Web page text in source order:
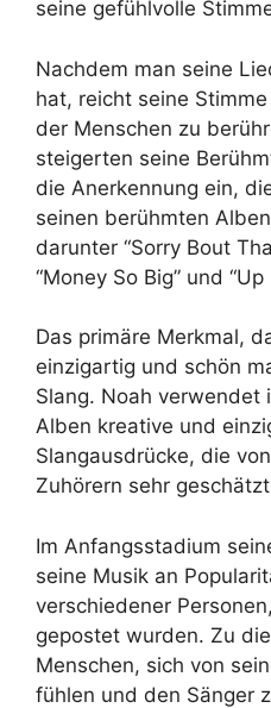
seine gefühlvolle
Nachdem man seine
hat, reicht seine
der Menschen zu
steigerten seine
die Anerkennung ein,
seinen berühmten
darunter “Sorry Bout
“Money So Big” und “Up
Das primäre Merkmal,
einzigartig und schön
Slang. Noah verwendet
Alben kreative und
Slangausdrücke, die
Zuhörern sehr
Im Anfangsstadium
seine Musik an
verschiedener
gepostet wurden. Zu
Menschen, sich von
fühlen und den Sänger